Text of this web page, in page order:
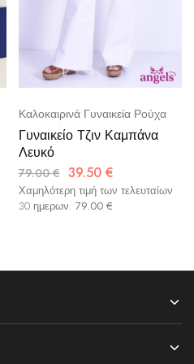
Καλοκαιρινά Γυναικεία Ρούχα
Γυναικείο Τζιν Καμπάνα
Λευκό
79.00€ 39.50 €
Χαμηλότερη τιμή των τελευταίων
30 ημερων: 79.00 €